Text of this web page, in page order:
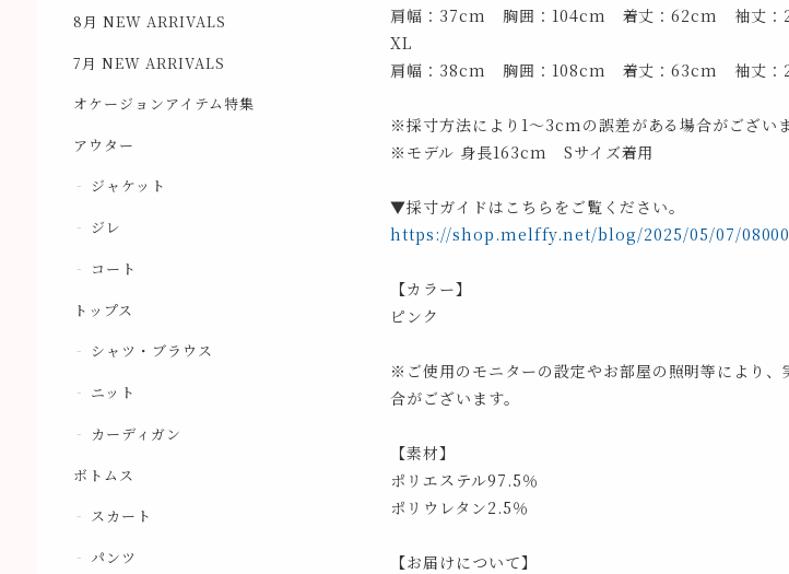
8月 NEW ARRIVALS
7月 NEW ARRIVALS
オケージョンアイテム特集
アウター
ジャケット
ジレ
コート
トップス
シャツ・ブラウス
ニット
カーディガン
ボトムス
スカート
パンツ
肩幅：37cm 胸囲：104cm 着丈：62cm 袖丈：
XL
肩幅：38cm 胸囲：108cm 着丈：63cm 袖丈：
※採寸方法により1～3cmの誤差がある場合がございま
※モデル 身長163cm Sサイズ着用
▼採寸ガイドはこちらをご覧ください。
https://shop.melffy.net/blog/2025/05/07/
【カラー】
ピンク
※ご使用のモニターの設定やお部屋の照明等により
合がございます。
【素材】
ポリエステル97.5％
ポリウレタン2.5％
【お届けについて】